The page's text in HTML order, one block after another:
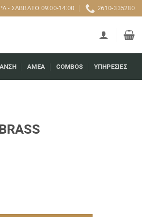
- ΣΆΒΒΑΤΟ 09:00-14:00 2610-335280
AMEA COMBOS ΥΠΗΡΕΣΊΕΣ